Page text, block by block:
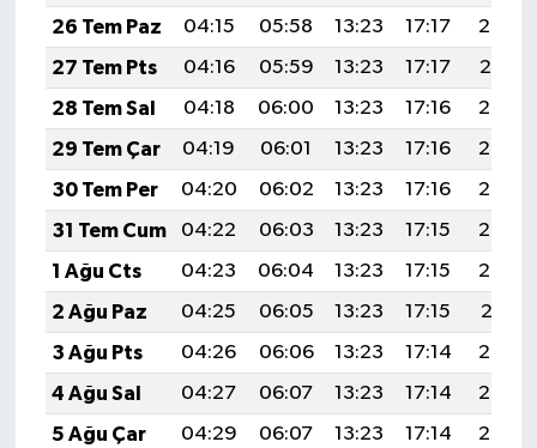
26 Tem Paz
04:15 05:58 13:23 17:17
20:38
27 Tem Pts
04:16 05:59 13:23 17:17
20:37
28 Tem Sal
04:18 06:00 13:23 17:16
20:36
29 Tem Çar
04:19 06:01 13:23 17:16
20:35
30 Tem Per
04:20 06:02 13:23 17:16
20:34
31 Tem Cum
04:22 06:03 13:23 17:15
20:33
1 Ağu Cts
04:23 06:04 13:23 17:15
20:32
2 Ağu Paz
04:25 06:05 13:23 17:15
20:31
3 Ağu Pts
04:26 06:06 13:23 17:14
20:30
4 Ağu Sal
04:27 06:07 13:23 17:14
20:29
5 Ağu Çar
04:29 06:07 13:23 17:14
20:28
TİCARET
YAŞAM